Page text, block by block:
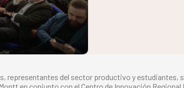
representantes del sector productivo y estudiantes,
en conjunto con el Centro de Innovación